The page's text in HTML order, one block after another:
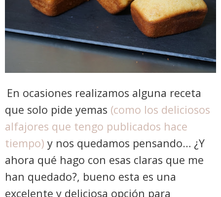
En ocasiones realizamos alguna receta
que solo pide yemas (como los deliciosos
alfajores que tengo publicados hace
tiempo) y nos quedamos pensando… ¿Y
ahora qué hago con esas claras que me
han quedado?, bueno esta es una
excelente y deliciosa opción para